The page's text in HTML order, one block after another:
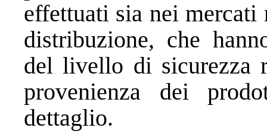
effettuati sia nei
distribuzione, che
del livello di sicurezza
provenienza dei
dettaglio.